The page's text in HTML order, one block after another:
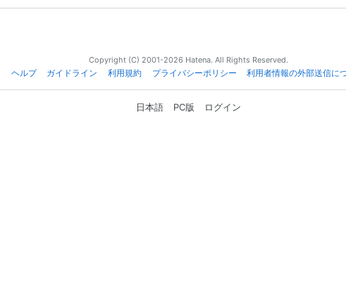
Copyright (C) 2001-2026 Hatena. All Rights Reserved.
ヘルプ
ガイドライン 利用規約 プライバシーポリシー 利用者情報の外部送信に
日本語 PC版 ログイン